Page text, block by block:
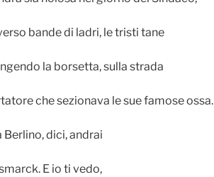
bande di ladri, le tristi tane
la borsetta, sulla strada
che sezionava le sue famose ossa.
dici, andrai
E io ti vedo,